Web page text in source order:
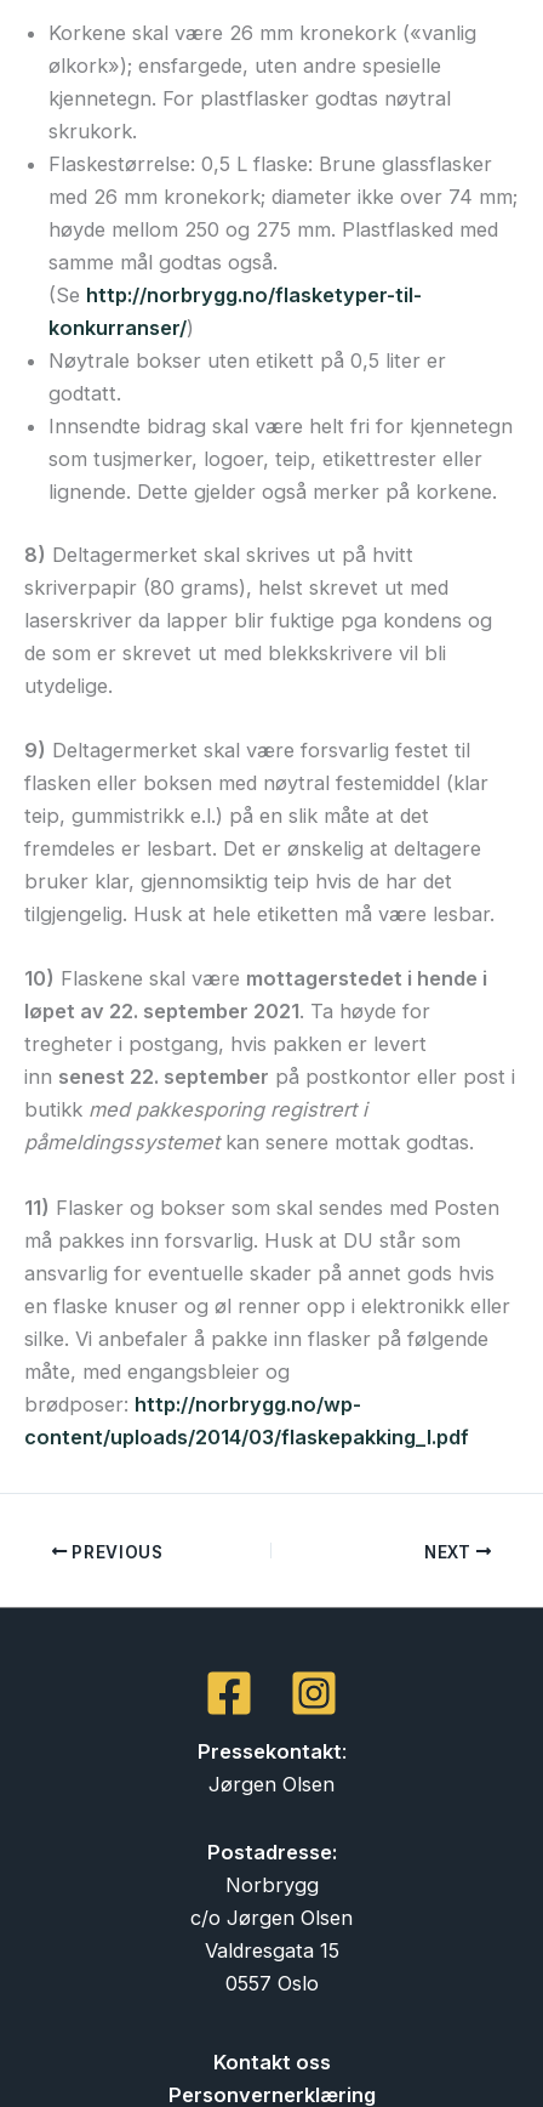
Korkene skal være 26 mm kronekork («vanlig
ølkork»); ensfargede, uten andre spesielle
kjennetegn. For plastflasker godtas nøytral
skrukork.
Flaskestørrelse: 0,5 L flaske: Brune glassflasker
med 26 mm kronekork; diameter ikke over 74 mm;
høyde mellom 250 og 275 mm. Plastflasked med
samme mål godtas også.
(Se http://norbrygg.no/flasketyper-til-
konkurranser/)
Nøytrale bokser uten etikett på 0,5 liter er
godtatt.
Innsendte bidrag skal være helt fri for kjennetegn
som tusjmerker, logoer, teip, etikettrester eller
lignende. Dette gjelder også merker på korkene.
8) Deltagermerket skal skrives ut på hvitt
skriverpapir (80 grams), helst skrevet ut med
laserskriver da lapper blir fuktige pga kondens og
de som er skrevet ut med blekkskrivere vil bli
utydelige.
9) Deltagermerket skal være forsvarlig festet til
flasken eller boksen med nøytral festemiddel (klar
teip, gummistrikk e.l.) på en slik måte at det
fremdeles er lesbart. Det er ønskelig at deltagere
bruker klar, gjennomsiktig teip hvis de har det
tilgjengelig. Husk at hele etiketten må være lesbar.
10) Flaskene skal være mottagerstedet i hende i
løpet av 22. september 2021. Ta høyde for
tregheter i postgang, hvis pakken er levert
inn senest 22. september på postkontor eller post i
butikk med pakkesporing registrert i
påmeldingssystemet kan senere mottak godtas.
11) Flasker og bokser som skal sendes med Posten
må pakkes inn forsvarlig. Husk at DU står som
ansvarlig for eventuelle skader på annet gods hvis
en flaske knuser og øl renner opp i elektronikk eller
silke. Vi anbefaler å pakke inn flasker på følgende
måte, med engangsbleier og
brødposer: http://norbrygg.no/wp-
content/uploads/2014/03/flaskepakking_l.pdf
PREVIOUS NEXT
Pressekontakt:
Jørgen Olsen
Postadresse:
Norbrygg
c/o Jørgen Olsen
Valdresgata 15
0557 Oslo
Kontakt oss
Personvernerklæring